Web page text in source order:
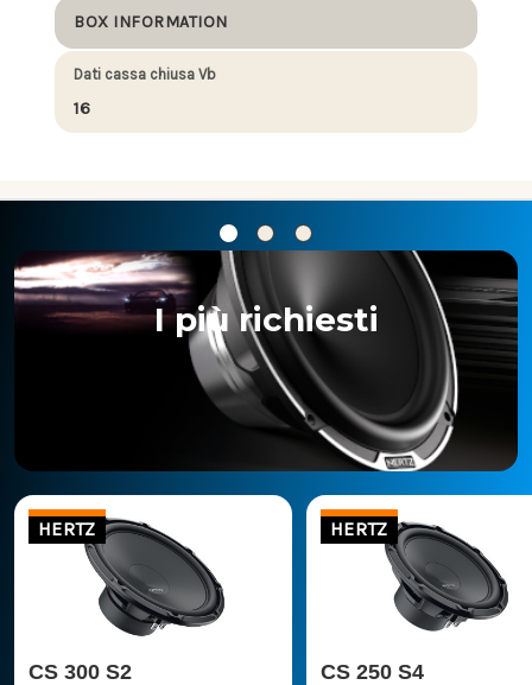
BOX INFORMATION
Dati cassa chiusa Vb
16
I più richiesti
HERTZ
CS 300 S2
HERTZ
CS 250 S4